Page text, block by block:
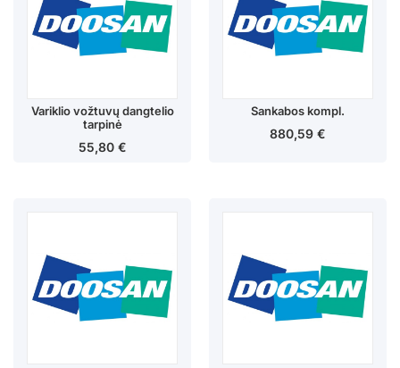
Variklio vožtuvų dangtelio
tarpinė
55,80 €
Sankabos kompl.
880,59 €